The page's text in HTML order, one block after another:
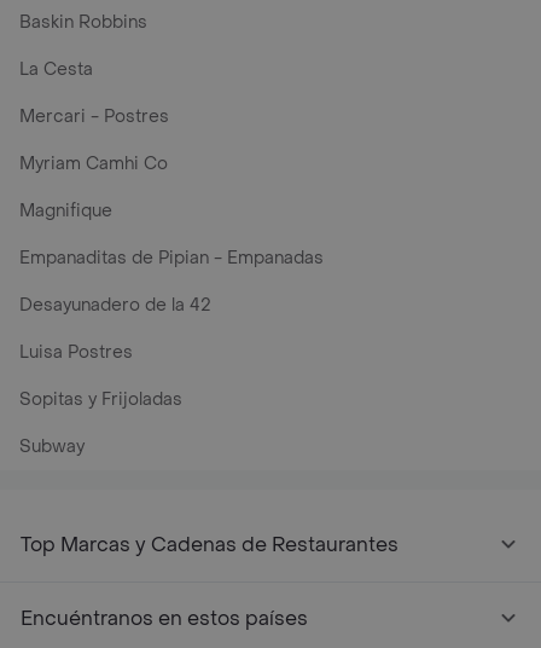
Baskin Robbins
La Cesta
Mercari - Postres
Myriam Camhi Co
Magnifique
Empanaditas de Pipian - Empanadas
Desayunadero de la 42
Luisa Postres
Sopitas y Frijoladas
Subway
Top Marcas y Cadenas de Restaurantes
Encuéntranos en estos países